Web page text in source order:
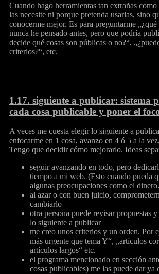
Cuando hago herramientas tan extrañas como
las necesite ni porque pretenda usarlas, sino
conocerme mejor. Es para preguntarme
nunca he pensado antes, pero que podría
decide qué cosas son públicas o no?“,
criterios?“, etc.
1.17. siguiente a publicar: sistema
cada cosa publicable y poner el
A veces me cuesta elegir lo siguiente a
enfocarme en 1 cosa, avanzo en 4 ó 5 a la
Tengo que decidir cómo mejorarlo. Ideas
seguir avanzando en todo, pero
tiempo a mi web. (Esto cuando pueda
algunas preocupaciones como el
al azar o con buen juicio,
cambiarlo
otra persona puede revisar propuestas
lo siguiente a publicar
me creo unos criterios y un orden. Por
más urgente que tema Y“, „artículos
artículos largos“ etc.
el programa mencionado en sección
cosas publicables) me las puede dar ya